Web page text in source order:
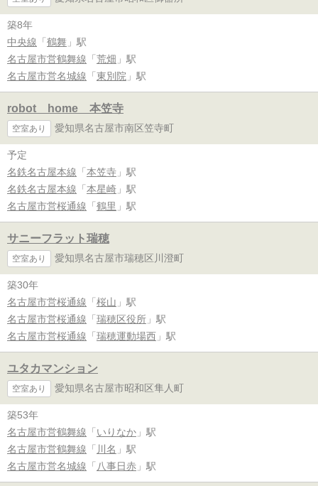
築8年
中央線 「 鶴舞 」駅
名古屋市営鶴舞線 「 荒畑 」駅
名古屋市営名城線 「 東別院 」駅
robot home 本笠寺
空室あり 愛知県名古屋市南区笠寺町
予定
名鉄名古屋本線 「 本笠寺 」駅
名鉄名古屋本線 「 本星崎 」駅
名古屋市営桜通線 「 鶴里 」駅
サニーフラット瑞穂
空室あり 愛知県名古屋市瑞穂区川澄町
築30年
名古屋市営桜通線 「 桜山 」駅
名古屋市営桜通線 「 瑞穂区役所 」駅
名古屋市営桜通線 「 瑞穂運動場西 」駅
ユタカマンション
空室あり 愛知県名古屋市昭和区隼人町
築53年
名古屋市営鶴舞線 「 いりなか 」駅
名古屋市営鶴舞線 「 川名 」駅
名古屋市営名城線 「 八事日赤 」駅